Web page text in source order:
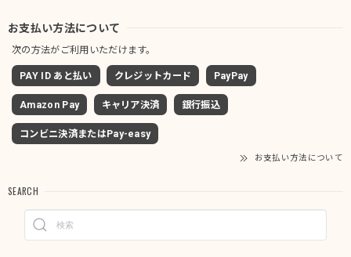
お支払い方法について
次の方法がご利用いただけます。
PAY ID あと払い クレジットカード PayPay
Amazon Pay キャリア決済 銀行振込
コンビニ決済またはPay-easy
お支払い方法について
SEARCH